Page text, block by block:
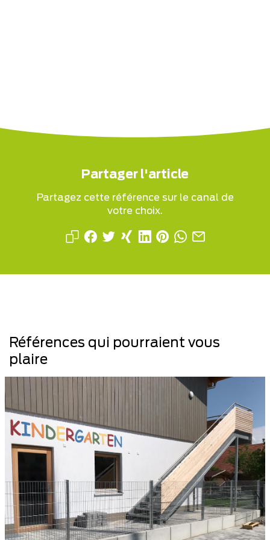
Partager l'article
Partagez cette référence sur le canal de
votre choix.
Références qui pourraient vous
plaire